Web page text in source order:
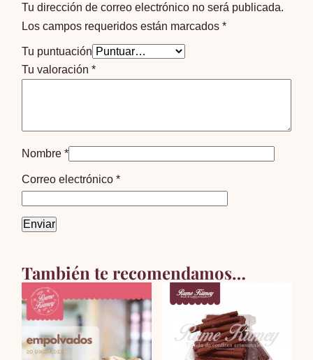
Tu dirección de correo electrónico no será publicada.
Los campos requeridos están marcados*
Tu puntuación
Tu valoración*
Nombre*
Correo electrónico*
También te recomendamos…